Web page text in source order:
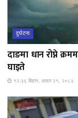
दुर्घटना
दाङमा धान रोप्ने
घाइते
१२:३६ बिहान, असार २१, २०८३